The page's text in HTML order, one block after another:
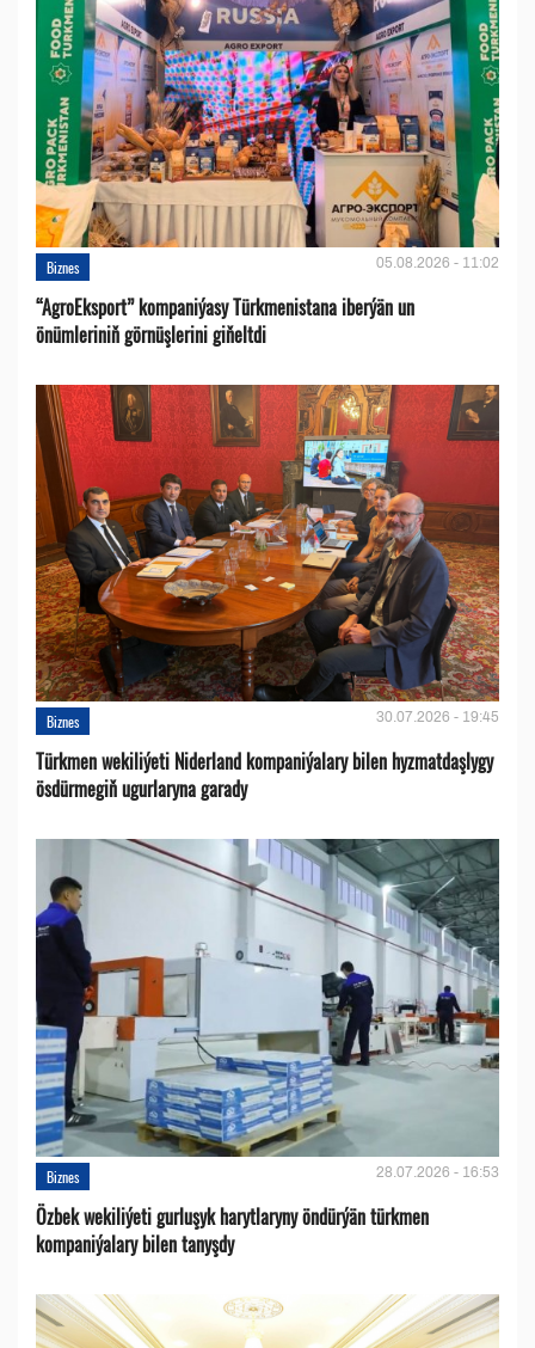
Biznes 05.08.2026 - 11:02
“AgroEksport” kompaniýasy Türkmenistana iberýän un
önümleriniň görnüşlerini giňeltdi
Biznes 30.07.2026 - 19:45
Türkmen wekiliýeti Niderland kompaniýalary bilen hyzmatdaşlygy
ösdürmegiň ugurlaryna garady
Biznes 28.07.2026 - 16:53
Özbek wekiliýeti gurluşyk harytlaryny öndürýän türkmen
kompaniýalary bilen tanyşdy